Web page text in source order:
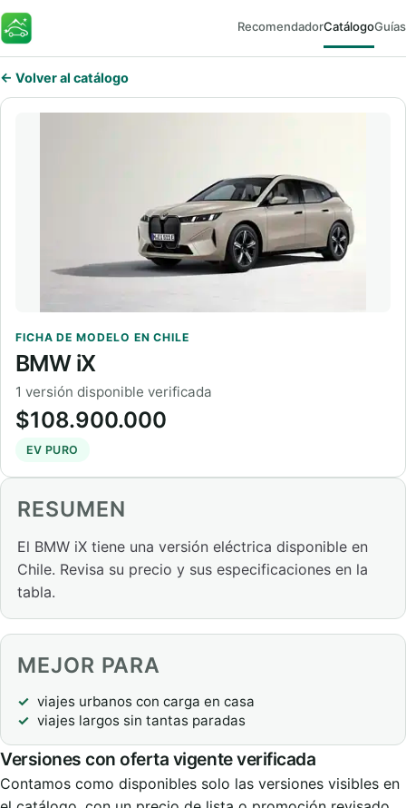
FaroEV RecomendadorCatálogoGuías
← Volver al catálogo
FICHA DE MODELO EN CHILE
BMW iX
1 versión disponible verificada
$108.900.000
EV PURO
RESUMEN
El BMW iX tiene una versión eléctrica disponible en
Chile. Revisa su precio y sus especificaciones en la
tabla.
MEJOR PARA
viajes urbanos con carga en casa
viajes largos sin tantas paradas
Versiones con oferta vigente verificada
Contamos como disponibles solo las versiones visibles en